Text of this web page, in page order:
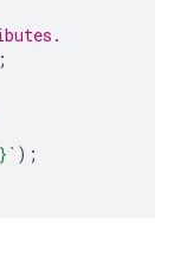
} ` );